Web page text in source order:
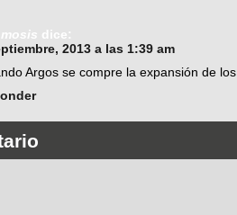
dice:
2013 a las 1:39 am
Argos se compre la expansión de